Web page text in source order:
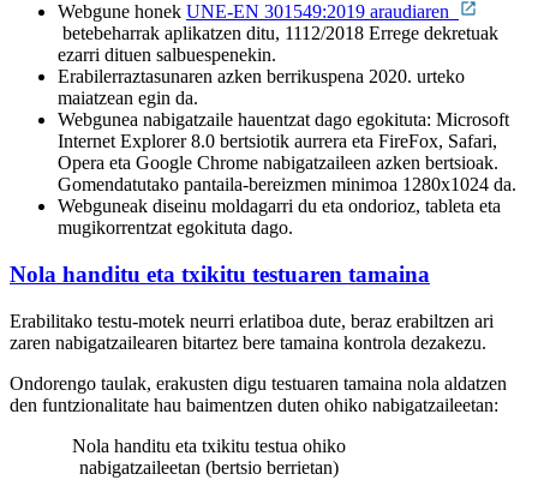
Webgune honek UNE-EN 301549:2019 araudiaren
betebeharrak aplikatzen ditu, 1112/2018 Errege dekretuak
ezarri dituen salbuespenekin.
Erabilerraztasunaren azken berrikuspena 2020. urteko
maiatzean egin da.
Webgunea nabigatzaile hauentzat dago egokituta: Microsoft
Internet Explorer 8.0 bertsiotik aurrera eta FireFox, Safari,
Opera eta Google Chrome nabigatzaileen azken bertsioak.
Gomendatutako pantaila-bereizmen minimoa 1280x1024 da.
Webguneak diseinu moldagarri du eta ondorioz, tableta eta
mugikorrentzat egokituta dago.
Nola handitu eta txikitu testuaren tamaina
Erabilitako testu-motek neurri erlatiboa dute, beraz erabiltzen ari
zaren nabigatzailearen bitartez bere tamaina kontrola dezakezu.
Ondorengo taulak, erakusten digu testuaren tamaina nola aldatzen
den funtzionalitate hau baimentzen duten ohiko nabigatzaileetan:
Nola handitu eta txikitu testua ohiko
nabigatzaileetan (bertsio berrietan)